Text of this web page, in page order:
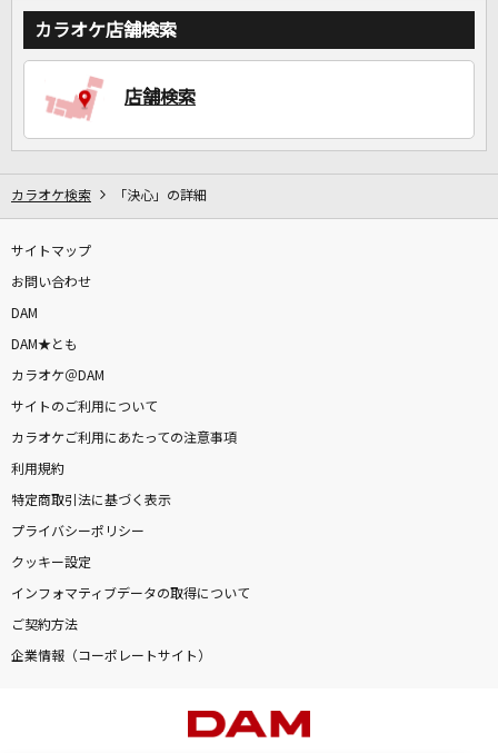
カラオケ店舗検索
店舗検索
カラオケ検索 「決心」の詳細
サイトマップ
お問い合わせ
DAM
DAM★とも
カラオケ＠DAM
サイトのご利用について
カラオケご利用にあたっての注意事項
利用規約
特定商取引法に基づく表示
プライバシーポリシー
クッキー設定
インフォマティブデータの取得について
ご契約方法
企業情報（コーポレートサイト）